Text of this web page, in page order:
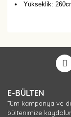
Yükseklik:
E-BÜLTEN
Tüm kampanya ve
bültenimize